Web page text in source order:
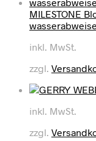
MILESTONE
inkl. MwSt.
zzgl.
inkl. MwSt.
zzgl.